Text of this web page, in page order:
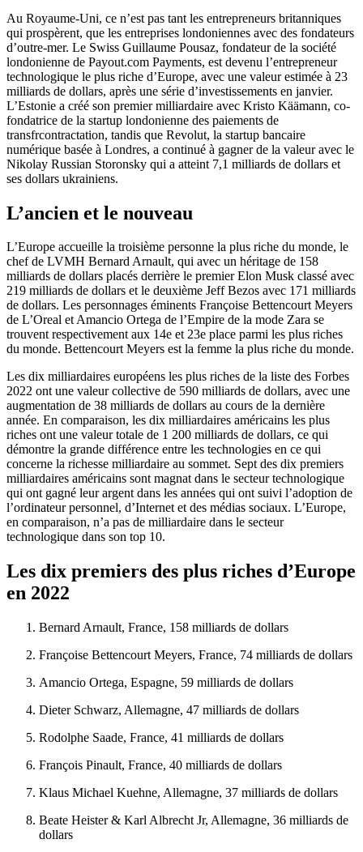
Au Royaume-Uni, ce n’est pas tant les entrepreneurs britanniques
qui prospèrent, que les entreprises londoniennes avec des fondateurs
d’outre-mer. Le Swiss Guillaume Pousaz, fondateur de la société
londonienne de Payout.com Payments, est devenu l’entrepreneur
technologique le plus riche d’Europe, avec une valeur estimée à 23
milliards de dollars, après une série d’investissements en janvier.
L’Estonie a créé son premier milliardaire avec Kristo Käämann, co-
fondatrice de la startup londonienne des paiements de
transfrcontractation, tandis que Revolut, la startup bancaire
numérique basée à Londres, a continué à gagner de la valeur avec le
Nikolay Russian Storonsky qui a atteint 7,1 milliards de dollars et
ses dollars ukrainiens.
L’ancien et le nouveau
L’Europe accueille la troisième personne la plus riche du monde, le
chef de LVMH Bernard Arnault, qui avec un héritage de 158
milliards de dollars placés derrière le premier Elon Musk classé avec
219 milliards de dollars et le deuxième Jeff Bezos avec 171 milliards
de dollars. Les personnages éminents Françoise Bettencourt Meyers
de L’Oreal et Amancio Ortega de l’Empire de la mode Zara se
trouvent respectivement aux 14e et 23e place parmi les plus riches
du monde. Bettencourt Meyers est la femme la plus riche du monde.
Les dix milliardaires européens les plus riches de la liste des Forbes
2022 ont une valeur collective de 590 milliards de dollars, avec une
augmentation de 38 milliards de dollars au cours de la dernière
année. En comparaison, les dix milliardaires américains les plus
riches ont une valeur totale de 1 200 milliards de dollars, ce qui
démontre la grande différence entre les technologies en ce qui
concerne la richesse milliardaire au sommet. Sept des dix premiers
milliardaires américains sont magnat dans le secteur technologique
qui ont gagné leur argent dans les années qui ont suivi l’adoption de
l’ordinateur personnel, d’Internet et des médias sociaux. L’Europe,
en comparaison, n’a pas de milliardaire dans le secteur
technologique dans son top 10.
Les dix premiers des plus riches d’Europe
en 2022
Bernard Arnault, France, 158 milliards de dollars
Françoise Bettencourt Meyers, France, 74 milliards de dollars
Amancio Ortega, Espagne, 59 milliards de dollars
Dieter Schwarz, Allemagne, 47 milliards de dollars
Rodolphe Saade, France, 41 milliards de dollars
François Pinault, France, 40 milliards de dollars
Klaus Michael Kuehne, Allemagne, 37 milliards de dollars
Beate Heister & Karl Albrecht Jr, Allemagne, 36 milliards de
dollars